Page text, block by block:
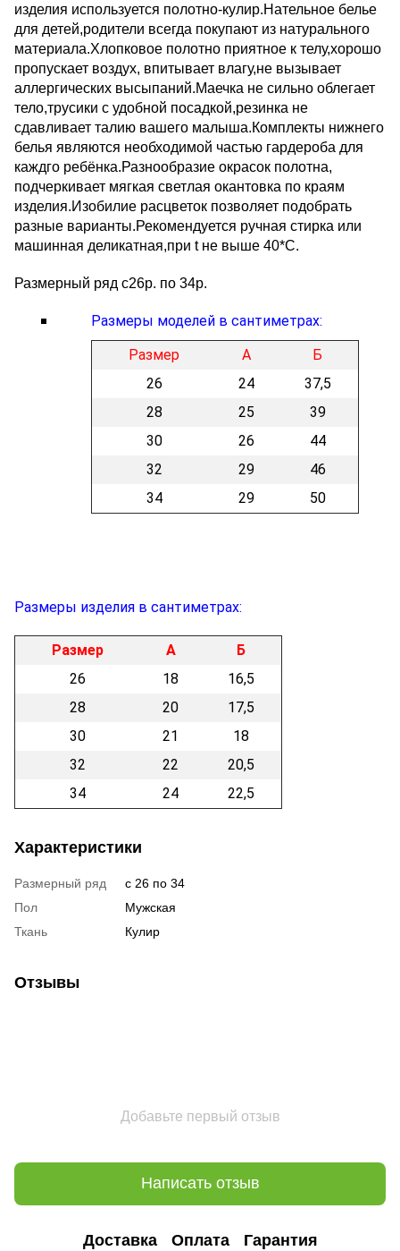
изделия используется полотно-кулир.Нательное белье
для детей,родители всегда покупают из натурального
материала.Хлопковое полотно приятное к телу,хорошо
пропускает воздух, впитывает влагу,не вызывает
аллергических высыпаний.Маечка не сильно облегает
тело,трусики с удобной посадкой,резинка не
сдавливает талию вашего малыша.Комплекты нижнего
белья являются необходимой частью гардероба для
каждго ребёнка.Разнообразие окрасок полотна,
подчеркивает мягкая светлая окантовка по краям
изделия.Изобилие расцветок позволяет подобрать
разные варианты.Рекомендуется ручная стирка или
машинная деликатная,при t не выше 40*С.
Размерный ряд с26р. по 34р.
Размеры моделей в сантиметрах:
Размер
А
Б
26
24
37,5
28
25
39
30
26
44
32
29
46
34
29 50
Размеры изделия в сантиметрах:
Размер А
Б
26
18
16,5
28
20
17,5
30
21
18
32
22
20,5
34
24 22,5
Характеристики
Размерный ряд
с 26 по 34
Пол
Мужская
Ткань
Кулир
Отзывы
Добавьте первый отзыв
Написать отзыв
Доставка Оплата Гарантия